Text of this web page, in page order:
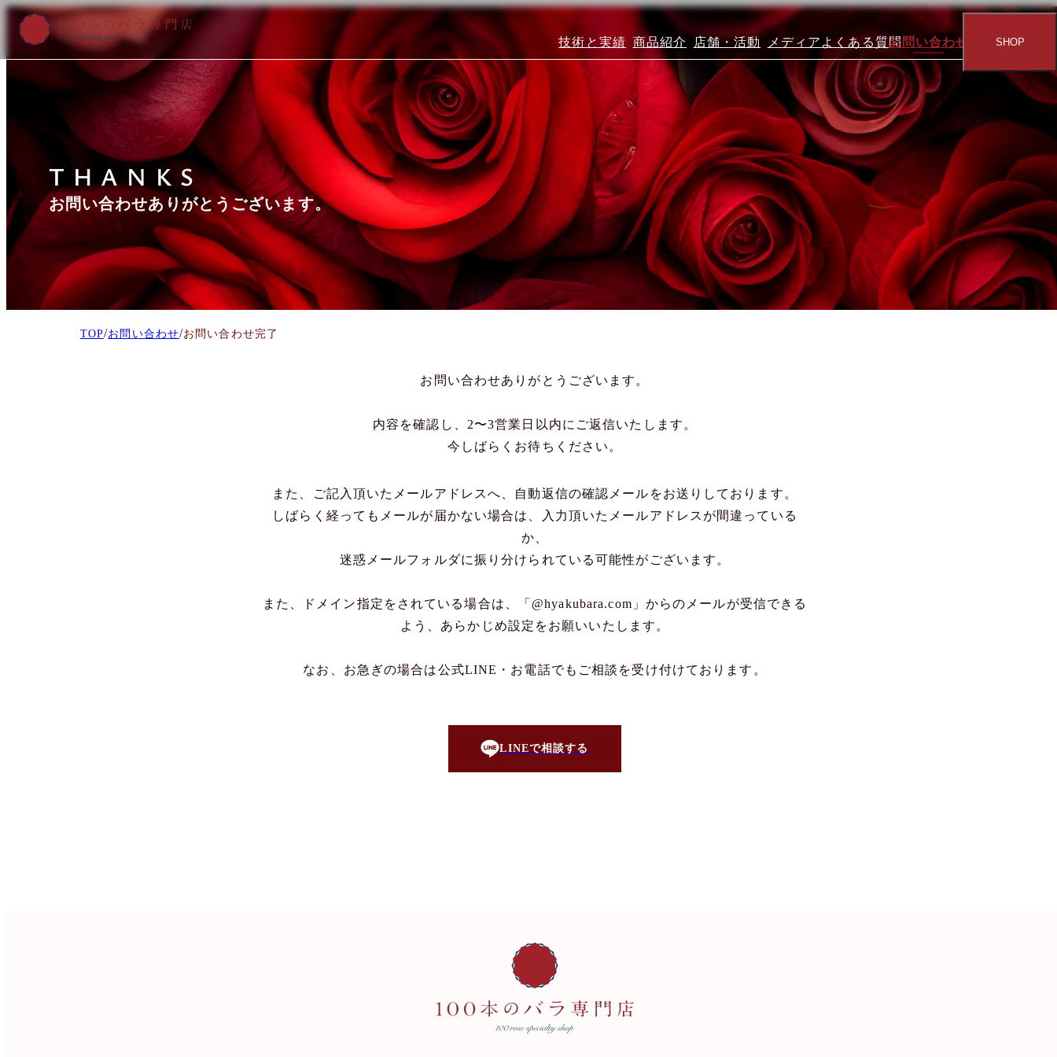
技術と実績 商品紹介 店舗・活動 メディア よくある質問お問い合わせ SHOP
THANKS
お問い合わせありがとうございます。
TOP/お問い合わせ/お問い合わせ完了
お問い合わせありがとうございます。
内容を確認し、2〜3営業日以内にご返信いたします。
今しばらくお待ちください。
また、ご記入頂いたメールアドレスへ、自動返信の確認メールをお送りしております。
しばらく経ってもメールが届かない場合は、入力頂いたメールアドレスが間違っている
か、
迷惑メールフォルダに振り分けられている可能性がございます。
また、ドメイン指定をされている場合は、「@hyakubara.com」からのメールが受信できる
よう、あらかじめ設定をお願いいたします。
なお、お急ぎの場合は公式LINE・お電話でもご相談を受け付けております。
LINEで相談する